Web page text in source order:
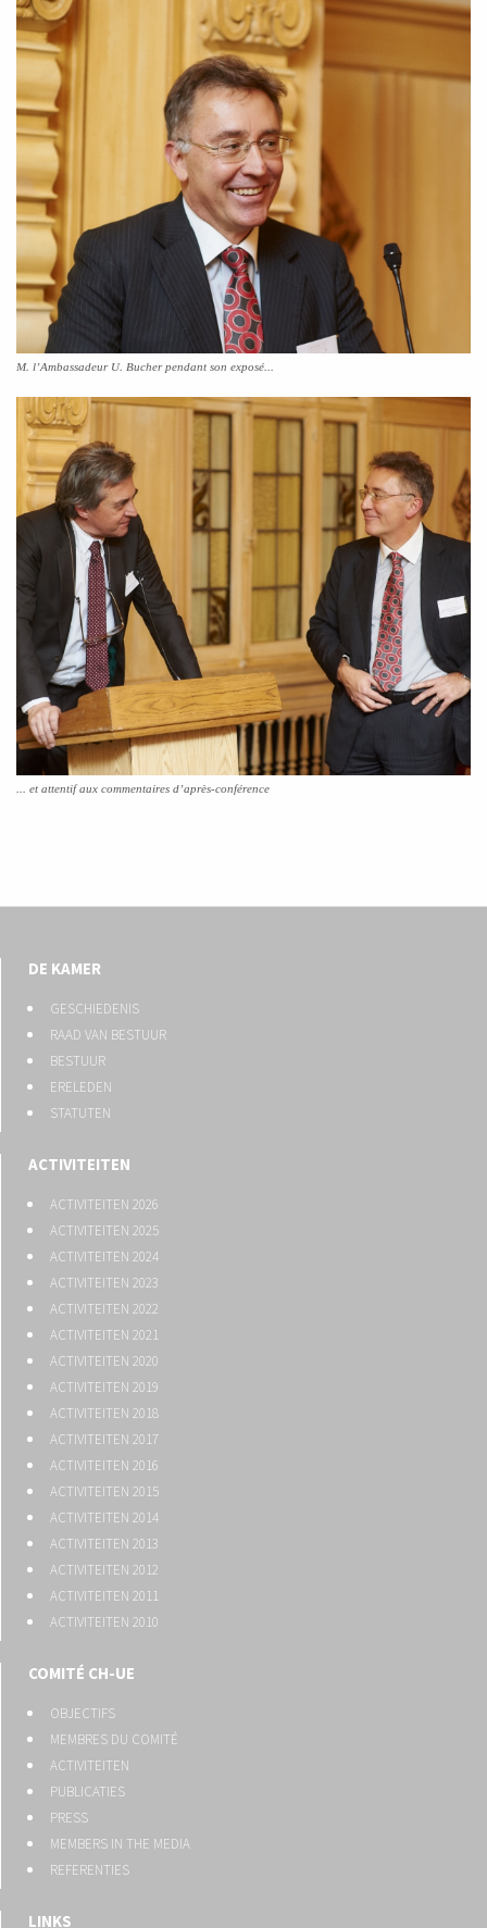
M. l’Ambassadeur U. Bucher pendant son exposé...
... et attentif aux commentaires d’après-conférence
DE KAMER
GESCHIEDENIS
RAAD VAN BESTUUR
BESTUUR
ERELEDEN
STATUTEN
ACTIVITEITEN
ACTIVITEITEN 2026
ACTIVITEITEN 2025
ACTIVITEITEN 2024
ACTIVITEITEN 2023
ACTIVITEITEN 2022
ACTIVITEITEN 2021
ACTIVITEITEN 2020
ACTIVITEITEN 2019
ACTIVITEITEN 2018
ACTIVITEITEN 2017
ACTIVITEITEN 2016
ACTIVITEITEN 2015
ACTIVITEITEN 2014
ACTIVITEITEN 2013
ACTIVITEITEN 2012
ACTIVITEITEN 2011
ACTIVITEITEN 2010
COMITÉ CH-UE
OBJECTIFS
MEMBRES DU COMITÉ
ACTIVITEITEN
PUBLICATIES
PRESS
MEMBERS IN THE MEDIA
REFERENTIES
LINKS